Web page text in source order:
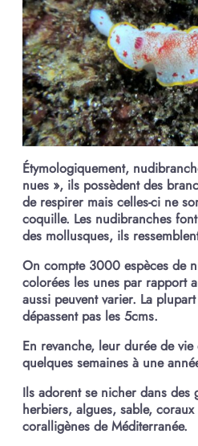
Étymologiquement,
nues », ils possèdent des
de respirer mais celles-ci ne
coquille. Les nudibranches
des mollusques, ils
On compte 3000 espèces de
colorées les unes par rapport
aussi peuvent varier. La
dépassent pas les 5cms.
En revanche, leur durée de
quelques semaines à une
Ils adorent se nicher dans des
herbiers, algues, sable,
coralligènes de Méditerranée.